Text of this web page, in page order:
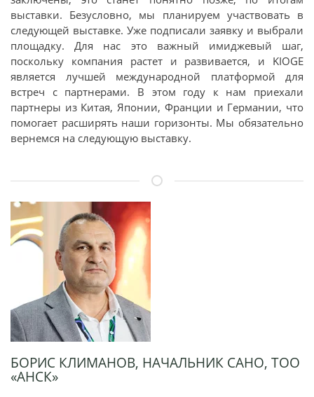
выставки. Безусловно, мы планируем участвовать в
следующей выставке. Уже подписали заявку и выбрали
площадку. Для нас это важный имиджевый шаг,
поскольку компания растет и развивается, и KIOGE
является лучшей международной платформой для
встреч с партнерами. В этом году к нам приехали
партнеры из Китая, Японии, Франции и Германии, что
помогает расширять наши горизонты. Мы обязательно
вернемся на следующую выставку.
БОРИС КЛИМАНОВ, НАЧАЛЬНИК САНО, ТОО
«АНСК»